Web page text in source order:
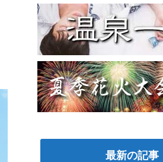
最新の記事